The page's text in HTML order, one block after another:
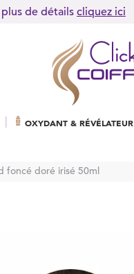
plus de détails cliquez ici
OXYDANT & RÉVÉLATEUR
foncé doré irisé 50ml